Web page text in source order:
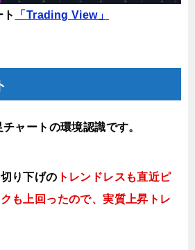
「Trading View」
ャートの環境認識です。
り下げの トレンドレスも直近ピ
も上回ったので、実質上昇トレ